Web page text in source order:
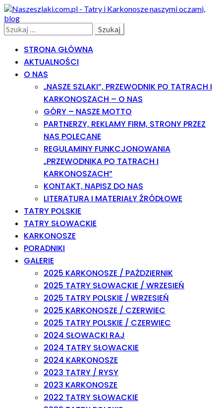
Skip
to
navigation
Skip
to
content
Search
Szukaj:
STRONA GŁÓWNA
AKTUALNOŚCI
O NAS
„NASZE SZLAKI”, PRZEWODNIK PO TATRACH I
KARKONOSZACH – O NAS
GÓRY – NASZE MOTTO
PARTNERZY, REKLAMY FIRM, STRONY PRZEZ
NAS POLECANE
REGULAMINY FUNKCJONOWANIA
„PRZEWODNIKA PO TATRACH I
KARKONOSZACH”
KONTAKT, NAPISZ DO NAS
LITERATURA I MATERIAŁY ŹRÓDŁOWE
TATRY POLSKIE
TATRY SŁOWACKIE
KARKONOSZE
PORADNIKI
GALERIE
2025 KARKONOSZE / PAŻDZIERNIK
2025 TATRY SŁOWACKIE / WRZESIEŃ
2025 TATRY POLSKIE / WRZESIEŃ
2025 KARKONOSZE / CZERWIEC
2025 TATRY POLSKIE / CZERWIEC
2024 SŁOWACKI RAJ
2024 TATRY SŁOWACKIE
2024 KARKONOSZE
2023 TATRY / RYSY
2023 KARKONOSZE
2022 TATRY SŁOWACKIE